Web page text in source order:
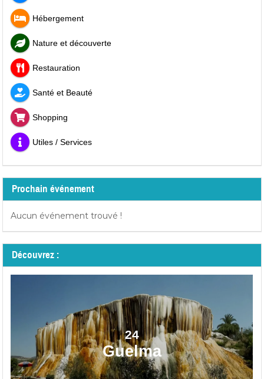
Hébergement
Nature et découverte
Restauration
Santé et Beauté
Shopping
Utiles / Services
Prochain événement
Aucun événement trouvé !
Découvrez :
24
Guelma